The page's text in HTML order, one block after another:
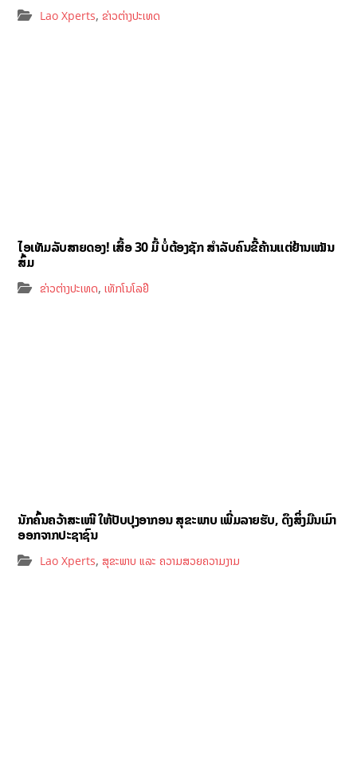
Lao Xperts,ຂ່າວຕ່າງປະເທດ
ໄອເທັມລັບສາຍດອງ! ເສື້ອ 30 ມື້ ບໍ່ຕ້ອງຊັກ ສຳລັບຄົນຂີ້ຄ້ານແຕ່ຢ້ານເໝັນ
ສົ້ມ
ຂ່າວຕ່າງປະເທດ,ເທັກໂນໂລຢີ
ນັກຄົ້ນຄວ້າສະເໜີ ໃຫ້ປັບປຸງອາກອນ ສຸຂະພາບ ເພີ່ມລາຍຮັບ, ດຶງສິ່ງມືນເມົາ
ອອກຈາກປະຊາຊົນ
Lao Xperts,ສຸຂະພາບ ແລະ ຄວາມສວຍຄວາມງາມ